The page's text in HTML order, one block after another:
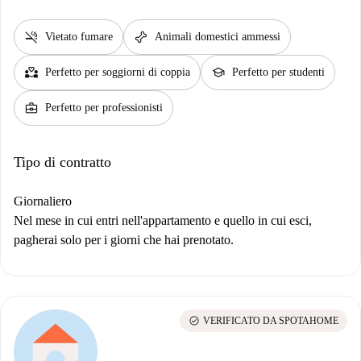
smoke_free Vietato fumare pet_supplies Animali domestici ammessi
partner_heart Perfetto per soggiorni di coppia school Perfetto per studenti
business_center Perfetto per professionisti
Tipo di contratto
Giornaliero
Nel mese in cui entri nell'appartamento e quello in cui esci,
pagherai solo per i giorni che hai prenotato.
check_circle VERIFICATO DA SPOTAHOME